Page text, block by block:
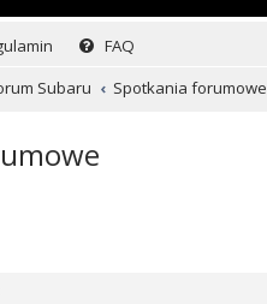
FAQ
Subaru Spotkania forumowe